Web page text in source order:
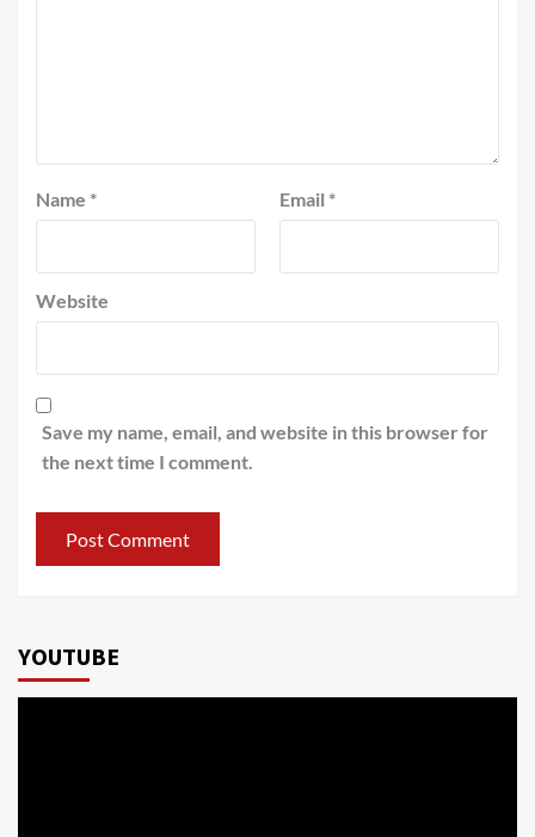
Name * Email *
Website
Save my name, email, and website in this browser for
the next time I comment.
YOUTUBE